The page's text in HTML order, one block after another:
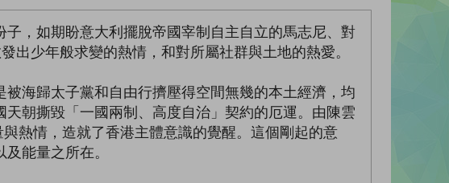
，如期盼意大利擺脫帝國宰制自主自立的馬志尼、對
少年般求變的熱情，和對所屬社群與土地的熱愛。
海歸太子黨和自由行擠壓得空間無幾的本土經濟，均
朝撕毀「一國兩制、高度自治」契約的厄運。由陳雲
熱情，造就了香港主體意識的覺醒。這個剛起的意
能量之所在。